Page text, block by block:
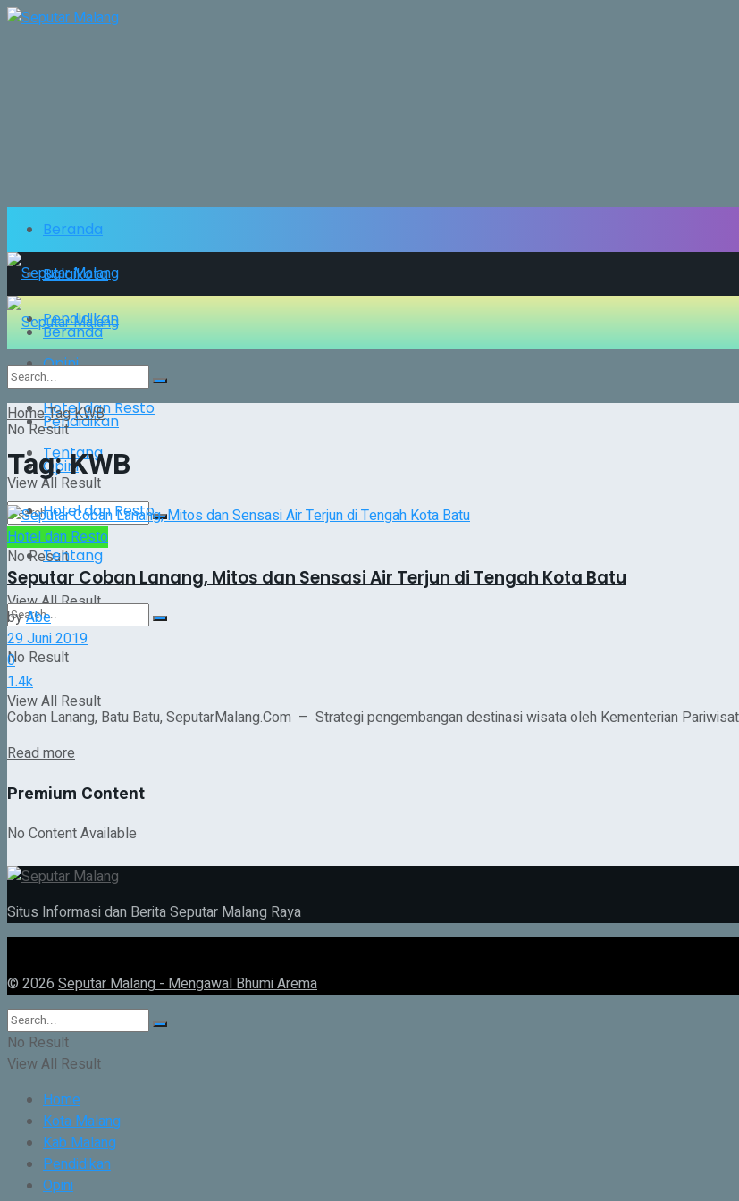
Beranda
Balaikota
Pendidikan
Opini
Hotel dan Resto
Tentang
No Result
View All Result
Beranda
Balaikota
Pendidikan
Opini
Hotel dan Resto
Tentang
No Result
View All Result
No Result
View All Result
HomeTagKWB
Tag:KWB
Hotel dan Resto
Seputar Coban Lanang, Mitos dan Sensasi Air Terjun di Tengah Kota Batu
byAbe
29 Juni 2019
0
1.4k
Coban Lanang, Batu Batu, SeputarMalang.Com – Strategi pengembangan destinasi wisata oleh Kementerian
Read more
Premium Content
No Content Available
Situs Informasi dan Berita Seputar Malang Raya
© 2026 Seputar Malang - Mengawal Bhumi Arema
No Result
View All Result
Home
Kota Malang
Kab Malang
Pendidikan
Opini